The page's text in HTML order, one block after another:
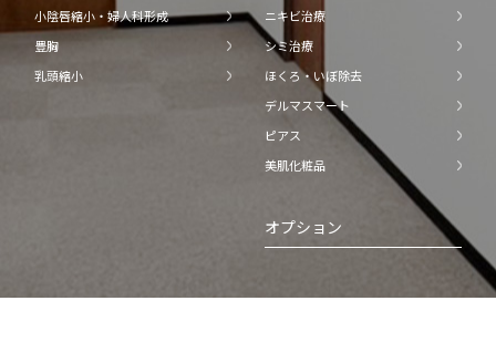
小陰唇縮小・婦人科形成
豊胸
乳頭縮小
ニキビ治療
シミ治療
ほくろ・いぼ除去
デルマスマート
ピアス
美肌化粧品
オプション